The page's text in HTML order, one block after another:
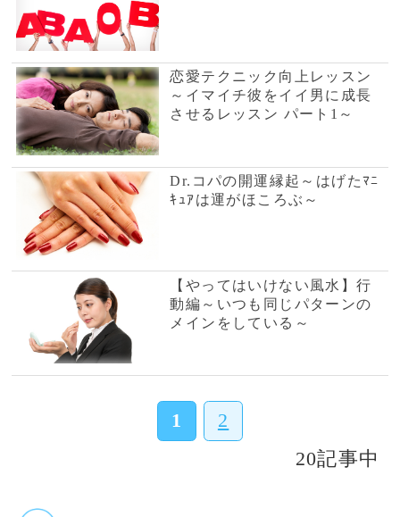
藍
成就が難しい内容ほ
ど、強みを発揮され
る鑑定師です。
蘭胡
今のあなたを読み解
き、憂いを開放する
鑑定師
定できる鑑定師です
鈴桜
当たると評判の話題の占い師